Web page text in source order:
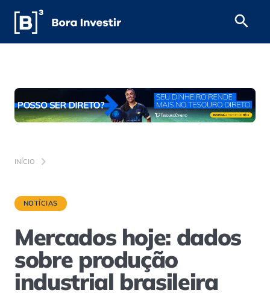
INÍCIO
NOTÍCIAS
Mercados hoje: dados
sobre produção
industrial brasileira